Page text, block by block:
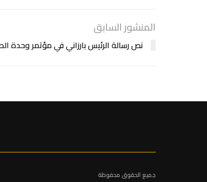
المنشور السابق
نص رسالة الرئيس بارزاني في مؤتمر
جميع الحقوق محفوظة